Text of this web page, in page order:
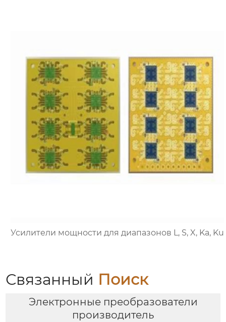
Усилители мощности для диапазонов L, S, X, Ka, Ku
Связанный Поиск
Электронные преобразователи
производитель